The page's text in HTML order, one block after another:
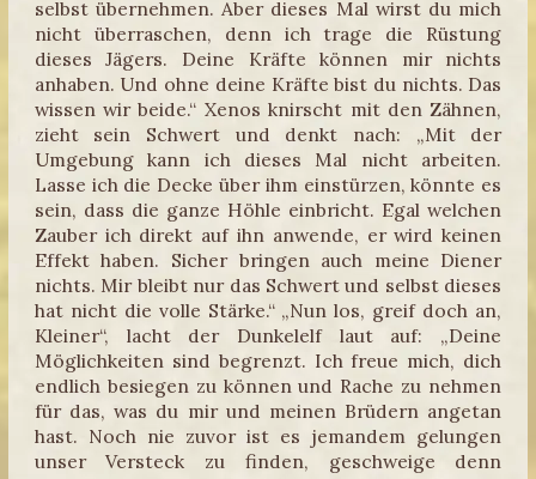
selbst übernehmen. Aber dieses Mal wirst du mich
nicht überraschen, denn ich trage die Rüstung
dieses Jägers. Deine Kräfte können mir nichts
anhaben. Und ohne deine Kräfte bist du nichts. Das
wissen wir beide.“ Xenos knirscht mit den Zähnen,
zieht sein Schwert und denkt nach: „Mit der
Umgebung kann ich dieses Mal nicht arbeiten.
Lasse ich die Decke über ihm einstürzen, könnte es
sein, dass die ganze Höhle einbricht. Egal welchen
Zauber ich direkt auf ihn anwende, er wird keinen
Effekt haben. Sicher bringen auch meine Diener
nichts. Mir bleibt nur das Schwert und selbst dieses
hat nicht die volle Stärke.“ „Nun los, greif doch an,
Kleiner“, lacht der Dunkelelf laut auf: „Deine
Möglichkeiten sind begrenzt. Ich freue mich, dich
endlich besiegen zu können und Rache zu nehmen
für das, was du mir und meinen Brüdern angetan
hast. Noch nie zuvor ist es jemandem gelungen
unser Versteck zu finden, geschweige denn